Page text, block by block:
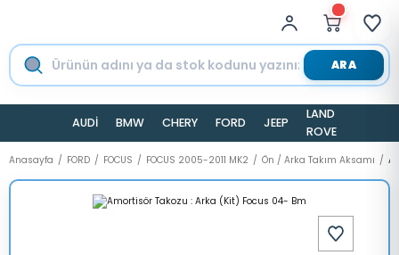
ARA
AUDİ BMW CHERY FORD JEEP
LAND
ROVER
Anasayfa FORD FOCUS FOCUS 2005-2011 MK2 Ön / Arka Takım Aksamı